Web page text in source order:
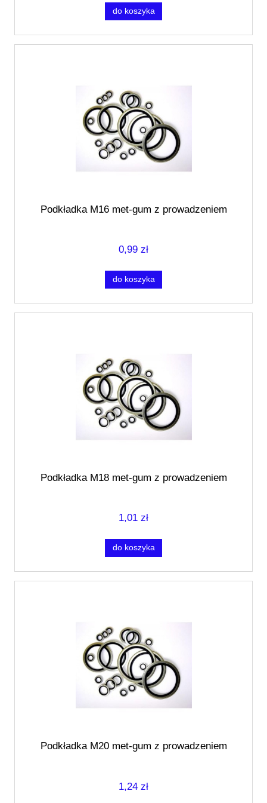
do koszyka
Podkładka M16 met-gum z prowadzeniem
0,99 zł
do koszyka
Podkładka M18 met-gum z prowadzeniem
1,01 zł
do koszyka
Podkładka M20 met-gum z prowadzeniem
1,24 zł